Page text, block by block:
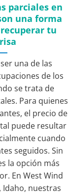
parciales en
una forma
tu
una de las
de los
se trata de
Para quienes
el precio de
puede resultar
cuando
seguidos. Sin
la opción más
En West Wind
Idaho, nuestras